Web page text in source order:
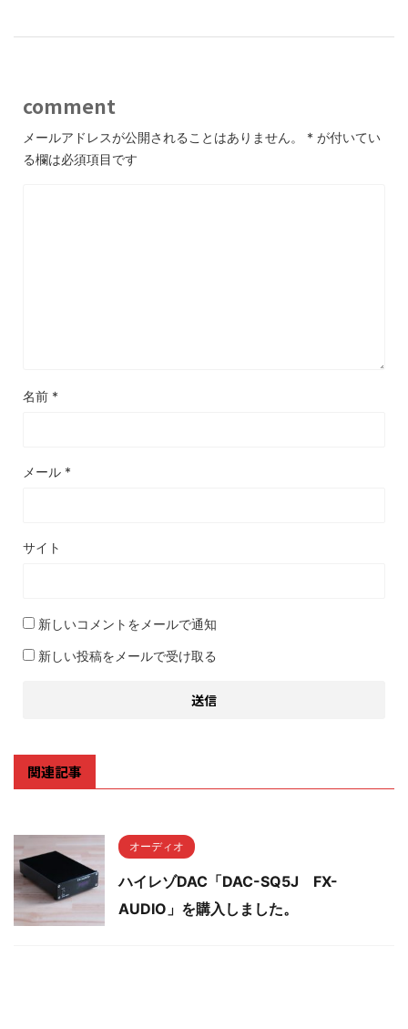
comment
メールアドレスが公開されることはありません。 * が付いてい
る欄は必須項目です
名前 *
メール *
サイト
新しいコメントをメールで通知
新しい投稿をメールで受け取る
関連記事
オーディオ
ハイレゾDAC「DAC-SQ5J FX-
AUDIO」を購入しました。